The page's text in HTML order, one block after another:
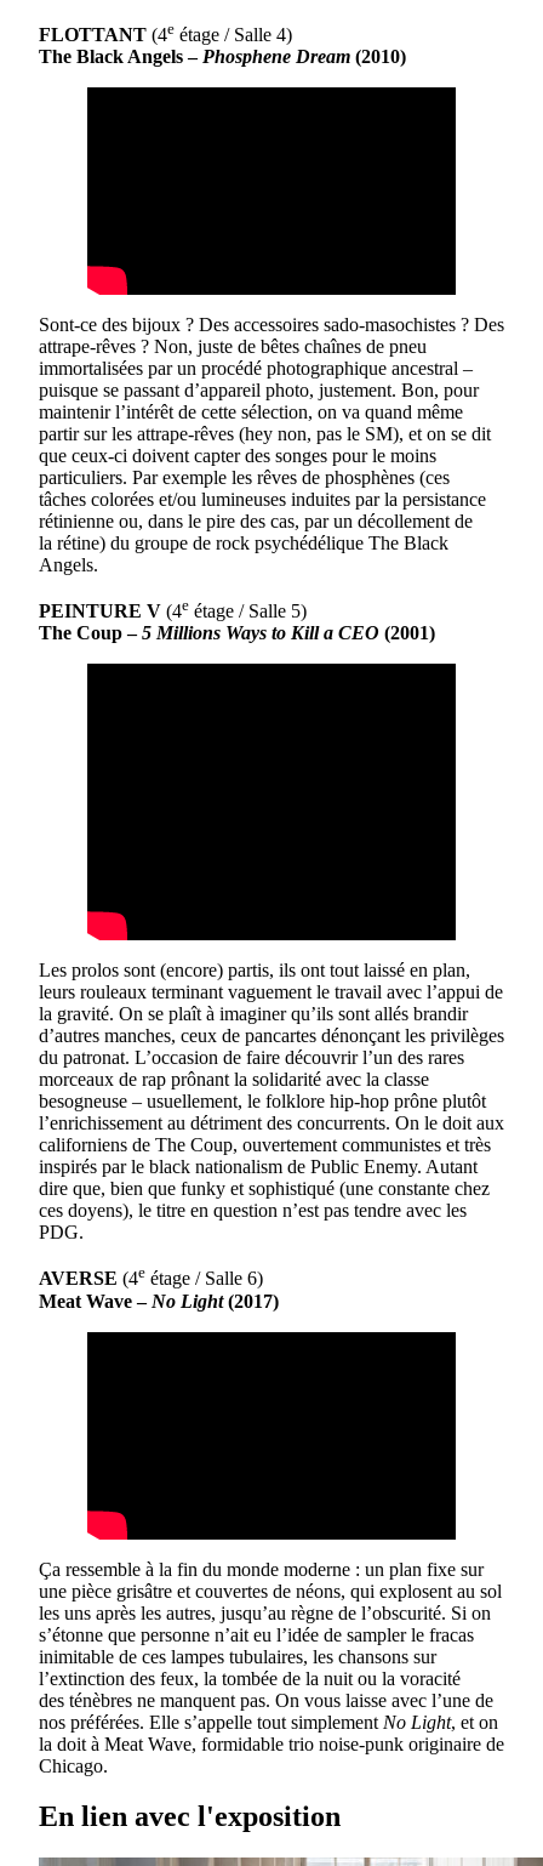
FLOTTANT (4e étage / Salle 4)
The Black Angels – Phosphene Dream (2010)
Sont-ce des bijoux ? Des accessoires sado-masochistes ? Des
attrape-rêves ? Non, juste de bêtes chaînes de pneu
immortalisées par un procédé photographique ancestral –
puisque se passant d’appareil photo, justement. Bon, pour
maintenir l’intérêt de cette sélection, on va quand même
partir sur les attrape-rêves (hey non, pas le SM), et on se dit
que ceux-ci doivent capter des songes pour le moins
particuliers. Par exemple les rêves de phosphènes (ces
tâches colorées et/ou lumineuses induites par la persistance
rétinienne ou, dans le pire des cas, par un décollement de
la rétine) du groupe de rock psychédélique The Black
Angels.
PEINTURE V (4e étage / Salle 5)
The Coup –5 Millions Ways to Kill a CEO (2001)
Les prolos sont (encore) partis, ils ont tout laissé en plan,
leurs rouleaux terminant vaguement le travail avec l’appui de
la gravité. On se plaît à imaginer qu’ils sont allés brandir
d’autres manches, ceux de pancartes dénonçant les privilèges
du patronat. L’occasion de faire découvrir l’un des rares
morceaux de rap prônant la solidarité avec la classe
besogneuse – usuellement, le folklore hip-hop prône plutôt
l’enrichissement au détriment des concurrents. On le doit aux
californiens de The Coup, ouvertement communistes et très
inspirés par le black nationalism de Public Enemy. Autant
dire que, bien que funky et sophistiqué (une constante chez
ces doyens), le titre en question n’est pas tendre avec les
PDG.
AVERSE (4e étage / Salle 6)
Meat Wave – No Light(2017)
Ça ressemble à la fin du monde moderne : un plan fixe sur
une pièce grisâtre et couvertes de néons, qui explosent au sol
les uns après les autres, jusqu’au règne de l’obscurité. Si on
s’étonne que personne n’ait eu l’idée de sampler le fracas
inimitable de ces lampes tubulaires, les chansons sur
l’extinction des feux, la tombée de la nuit ou la voracité
des ténèbres ne manquent pas. On vous laisse avec l’une de
nos préférées. Elle s’appelle tout simplement No Light, et on
la doit à Meat Wave, formidable trio noise-punk originaire de
Chicago.
En lien avec l'exposition